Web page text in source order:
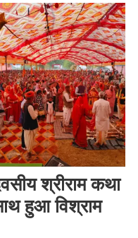
श्रीराम कथा
हुआ विश्राम